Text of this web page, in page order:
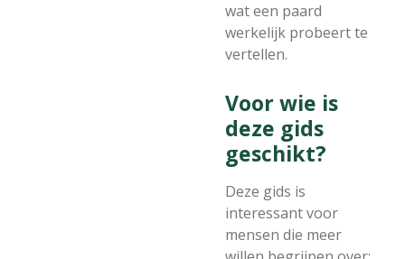
wat een paard
werkelijk probeert te
vertellen.
Voor wie is
deze gids
geschikt?
Deze gids is
interessant voor
mensen die meer